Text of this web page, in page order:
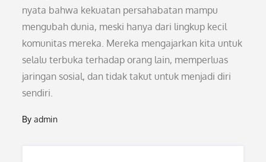
nyata bahwa kekuatan persahabatan mampu
mengubah dunia, meski hanya dari lingkup kecil
komunitas mereka. Mereka mengajarkan kita untuk
selalu terbuka terhadap orang lain, memperluas
jaringan sosial, dan tidak takut untuk menjadi diri
sendiri.
Byadmin